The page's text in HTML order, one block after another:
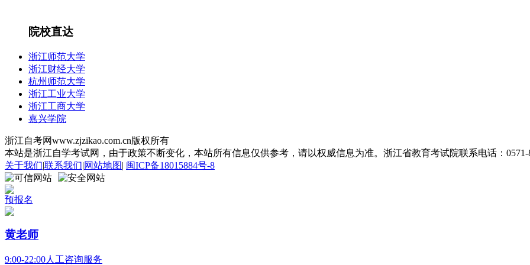
院校直达
浙江师范大学
浙江财经大学
杭州师范大学
浙江工业大学
浙江工商大学
嘉兴学院
浙江自考网www.zjzikao.com.cn版权所有
本站是浙江自学考试网，由于政策不断变化，本站所有信息仅供参考，请以权威信息为准。浙江省教育考试院联系电话：0571-
关于我们|联系我们|网站地图| 闽ICP备18015884号-8
预报名
黄老师
9:00-22:00人工咨询服务